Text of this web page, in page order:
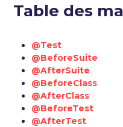
Table des
@Test
@BeforeSuite
@AfterSuite
@BeforeClass
@AfterClass
@BeforeTest
@AfterTest